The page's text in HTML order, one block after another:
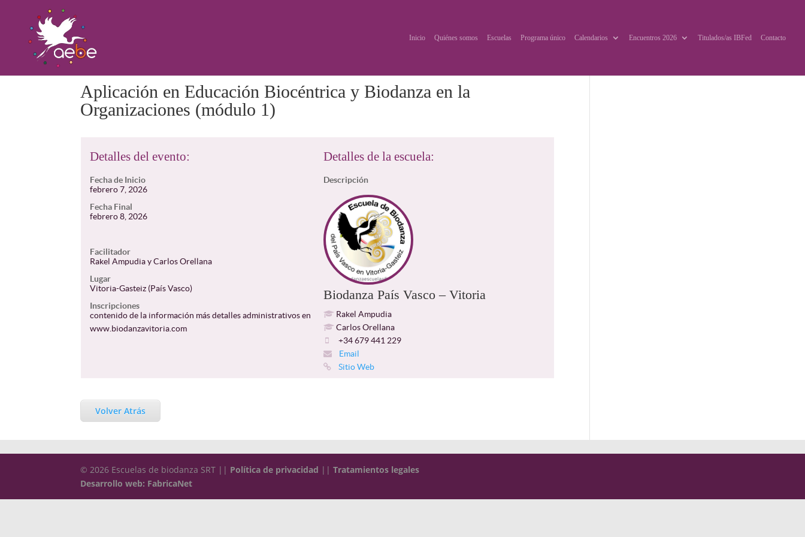
Inicio Quiénes somos Escuelas Programa único Calendarios Encuentros 2026 Titulados/as IBFed Contacto
Aplicación en Educación Biocéntrica y Biodanza en la
Organizaciones (módulo 1)
Detalles del evento:
Fecha de Inicio
febrero 7, 2026
Fecha Final
febrero 8, 2026
Facilitador
Rakel Ampudia y Carlos Orellana
Lugar
Vitoria-Gasteiz (País Vasco)
Inscripciones
contenido de la información más detalles administrativos en
www.biodanzavitoria.com
Detalles de la escuela:
Descripción
Biodanza País Vasco – Vitoria
Rakel Ampudia
Carlos Orellana
+34 679 441 229
Email
Sitio Web
Volver Atrás
© 2026 Escuelas de biodanza SRT || Política de privacidad ||Tratamientos legales
Desarrollo web: FabricaNet